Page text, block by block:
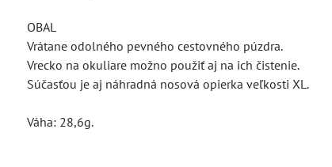
OBAL
Vrátane odolného pevného cestovného púzdra.
Vrecko na okuliare možno použiť aj na ich čistenie.
Súčasťou je aj náhradná nosová opierka veľkosti XL.
Váha: 28,6g.